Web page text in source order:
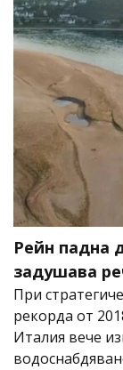
Рейн падна
задушава
При
рекорда от
Италия вече